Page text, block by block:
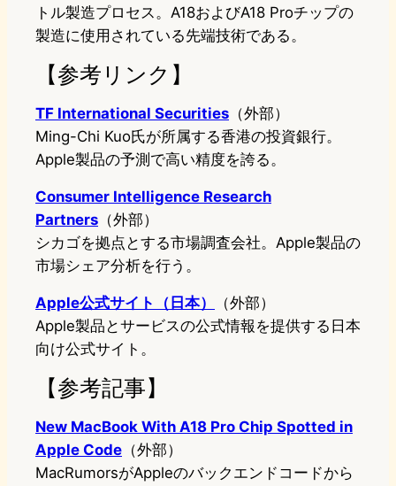
トル製造プロセス。A18およびA18 Proチップの
製造に使用されている先端技術である。
【参考リンク】
TF International Securities （外部）
Ming-Chi Kuo氏が所属する香港の投資銀行。
Apple製品の予測で高い精度を誇る。
Consumer Intelligence Research
Partners （外部）
シカゴを拠点とする市場調査会社。Apple製品の
市場シェア分析を行う。
Apple公式サイト（日本）
（外部）
Apple製品とサービスの公式情報を提供する日本
向け公式サイト。
【参考記事】
New MacBook With A18 Pro Chip Spotted in
Apple Code （外部）
MacRumorsがAppleのバックエンドコードから